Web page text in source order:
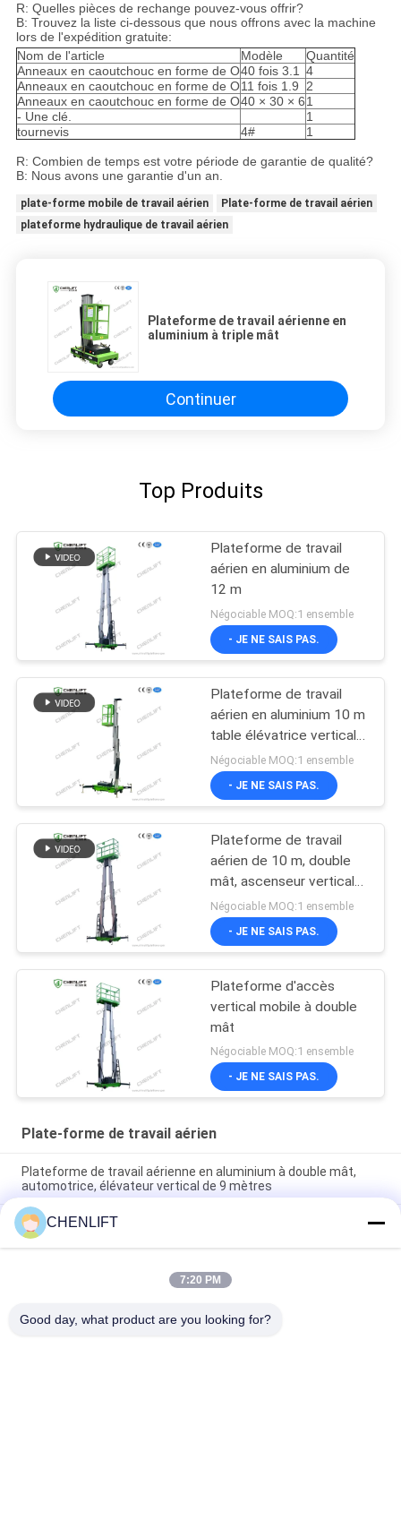
R: Quelles pièces de rechange pouvez-vous offrir?
B: Trouvez la liste ci-dessous que nous offrons avec la machine
lors de l'expédition gratuite:
Nom de l'article
Modèle
Quantité
Anneaux en caoutchouc en forme de O40 fois 3.1 4
Anneaux en caoutchouc en forme de O11 fois 1.9 2
Anneaux en caoutchouc en forme de O40 × 30 × 61
- Une clé.
1
tournevis
4# 1
R: Combien de temps est votre période de garantie de qualité?
B: Nous avons une garantie d'un an.
plate-forme mobile de travail aérien
Plate-forme de travail aérien
plateforme hydraulique de travail aérien
Plateforme de travail aérienne en
aluminium à triple mât
Continuer
Top Produits
Plateforme de travail
aérien en aluminium de
12 m
Négociable MOQ:1 ensemble
- JE NE SAIS PAS.
Plateforme de travail
aérien en aluminium 10 m
table élévatrice verticale
à mât unique
Négociable MOQ:1 ensemble
- JE NE SAIS PAS.
Plateforme de travail
aérien de 10 m, double
mât, ascenseur vertical
avec plateforme
d'extension
Négociable MOQ:1 ensemble
- JE NE SAIS PAS.
Plateforme d'accès
vertical mobile à double
mât
Négociable MOQ:1 ensemble
- JE NE SAIS PAS.
Plate-forme de travail aérien
Plateforme de travail aérienne en aluminium à double mât,
automotrice, élévateur vertical de 9 mètres
Plateforme de travail aérienne de 10 mètres de hauteur, à
double mât, table élévatrice hydraulique verticale
Plateforme de travail aérien en aluminium avec hauteur de
levage de 14 m, hauteur de plateforme quadruple mât de 300
CHENLIFT
7:20 PM
Good day, what product are you looking for?